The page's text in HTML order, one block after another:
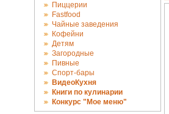
Пиццерии
Fastfood
Чайные заведения
Кофейни
Детям
Загородные
Пивные
Спорт-бары
ВидеоКухня
Книги по кулинарии
Конкурc "Мое меню"